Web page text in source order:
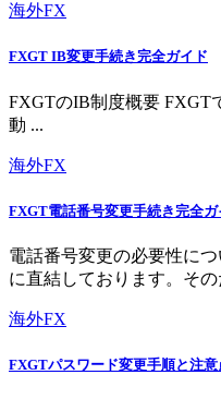
海外FX
FXGT IB変更手続き完全ガイド
FXGTのIB制度概要 FXGT
動 ...
海外FX
FXGT電話番号変更手続き完全ガ
電話番号変更の必要性に
に直結しております。その
海外FX
FXGTパスワード変更手順と注意